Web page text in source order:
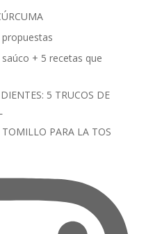
propuestas
+ 5 recetas que
5 TRUCOS DE
TOMILLO PARA LA TOS